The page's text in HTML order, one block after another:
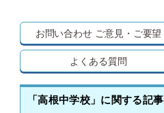
お問い合わせ ご意見・ご要望
よくある質問
「高根中学校」に関する記事